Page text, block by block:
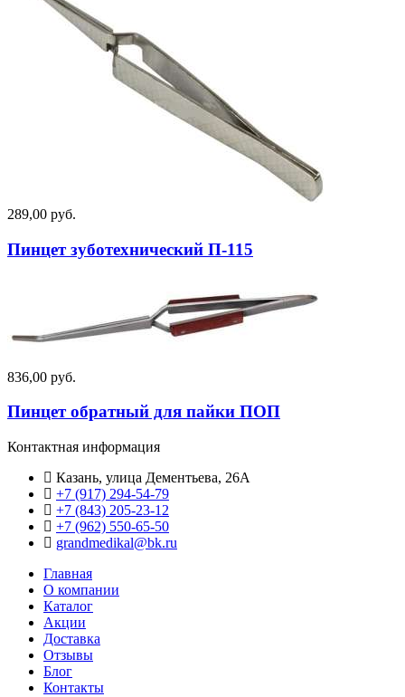
289,00 руб.
Пинцет зуботехнический П-115
836,00 руб.
Пинцет обратный для пайки ПОП
Контактная информация
Казань, улица Дементьева, 26А
+7 (917) 294-54-79
+7 (843) 205-23-12
+7 (962) 550‑65‑50‬
grandmedikal@bk.ru
Главная
О компании
Каталог
Акции
Доставка
Отзывы
Блог
Контакты